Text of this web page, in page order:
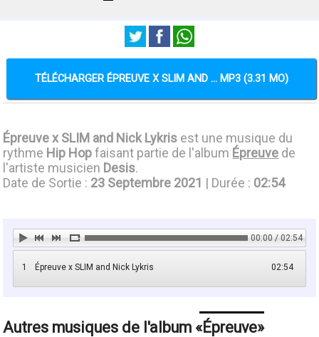
TÉLÉCHARGER ÉPREUVE X SLIM AND ... MP3 (3.31 MO)
Épreuve x SLIM and Nick Lykris est une musique du
rythme Hip Hopfaisant partie de l'album Épreuve de
l'artiste musicien Desis.
Date de Sortie : 23 Septembre 2021 | Durée : 02:54
00:00 / 02:54
1 02:54
Épreuve x SLIM and Nick Lykris
Autres musiques de l'album Épreuve